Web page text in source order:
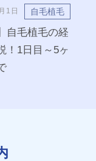
1日 自毛植毛
自毛植毛の経
！1日目～5ヶ